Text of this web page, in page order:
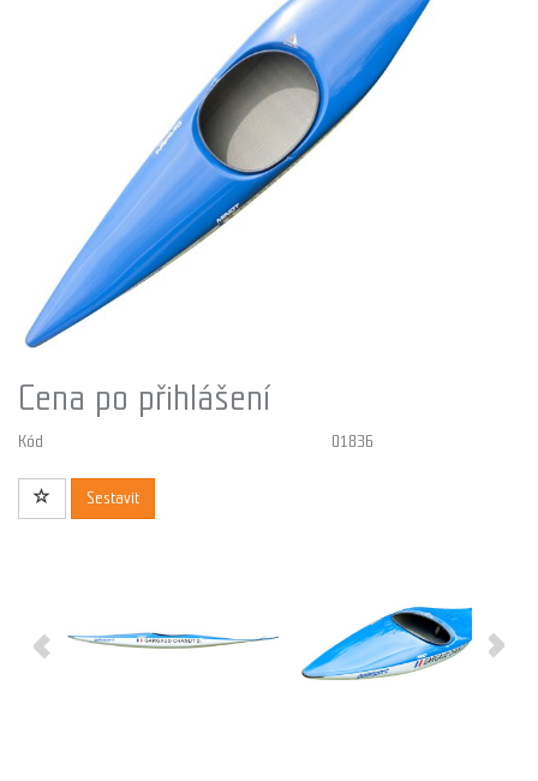
Cena po přihlášení
Kód 01836
Sestavit